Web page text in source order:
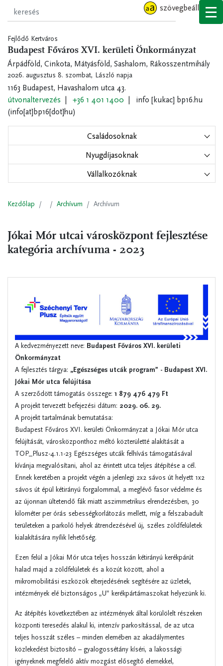
szövegbeállítások
Fejlődő Kertváros
Budapest Főváros XVI. kerületi Önkormányzat
Árpádföld, Cinkota, Mátyásföld, Sashalom, Rákosszentmihály
2026. augusztus 8. szombat, László napja
1163 Budapest, Havashalom utca 43.
útvonaltervezés
+36 1 401 1400 info [kukac] bp16.hu
(info[at]bp16[dot]hu)
Családosoknak
Nyugdíjasoknak
Vállalkozóknak
Kezdőlap Archívum Archívum
Jókai Mór utcai városközpont fejlesztése
kategória archívuma - 2023
A kedvezményezett neve: Budapest Főváros XVI. kerületi
Önkormányzat
A fejlesztés tárgya: „Egészséges utcák program” - Budapest XVI.
Jókai Mór utca felújítása
A szerződött támogatás összege: 1 879 476 479 Ft
A projekt tervezett befejezési dátum: 2029. 06. 29.
A projekt tartalmának bemutatása:
Budapest Főváros XVI. kerületi Önkormányzat a Jókai Mór utca
felújítását, városközponthoz méltó közterületté alakítását a
TOP_Plusz-4.1.1-23 Egészséges utcák felhívás támogatásával
kívánja megvalósítani, ahol az érintett utca teljes átépítése a cél.
Ennek keretében a projekt végén a jelenlegi 2x2 sávos út helyett 1x2
sávos út épül kétirányú forgalommal, a meglévő fasor védelme és
az újonnan ültetendő fák miatt aszimmetrikus elrendezésben, 30
kilométer per órás sebességkorlátozás mellett, míg a felszabadult
területeken a parkoló helyek átrendezésével új, széles zöldfelületek
kialakítására nyílik lehetőség.
Ezen felül a Jókai Mór utca teljes hosszán kétirányú kerékpárút
halad majd a zöldfelületek és a közút között, ahol a
mikromobilitási eszközök elterjedésének segítésére az üzletek,
intézmények elé biztonságos „U” kerékpártámaszokat helyezünk ki.
Az átépítés következtében az intézmények által körülölelt részeken
központi teresedés alakul ki, intenzív parkosítással, de az utca
teljes hosszát széles – minden elemében az akadálymentes
közlekedést biztosító – gyalogossétány kíséri, a lakossági
igényeknek megfelelő aktív mozgást elősegítő elemekkel,